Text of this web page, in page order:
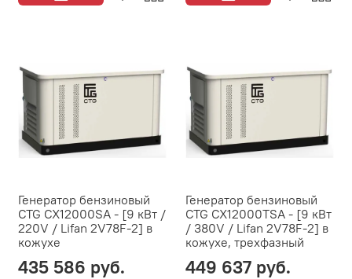
Генератор бензиновый
CTG CX12000SA - [9 кВт /
220V / Lifan 2V78F-2] в
кожухе
435 586 руб.
Генератор бензиновый
CTG CX12000TSA - [9 кВт
/ 380V / Lifan 2V78F-2] в
кожухе, трехфазный
449 637 руб.